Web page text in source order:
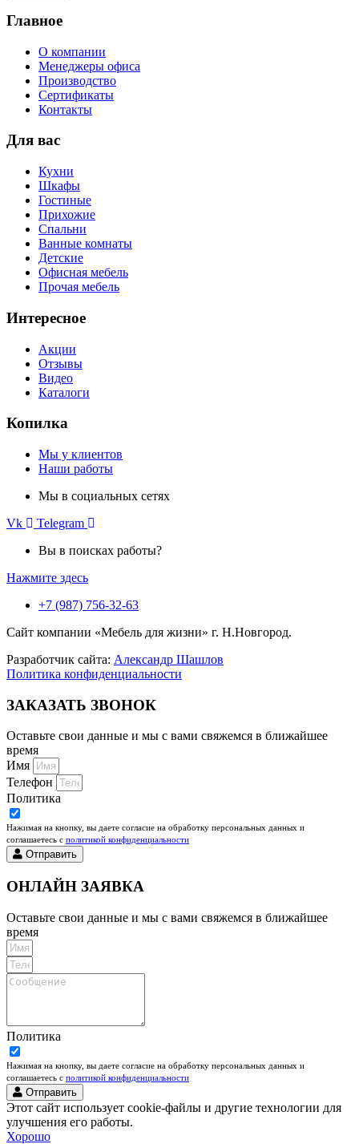
Главное
О компании
Менеджеры офиса
Производство
Сертификаты
Контакты
Для вас
Кухни
Шкафы
Гостиные
Прихожие
Спальни
Ванные комнаты
Детские
Офисная мебель
Прочая мебель
Интересное
Акции
Отзывы
Видео
Каталоги
Копилка
Мы у клиентов
Наши работы
Мы в социальных сетях
Vk
Telegram
Вы в поисках работы?
Нажмите здесь
+7 (987) 756-32-63
Сайт компании «Мебель для жизни» г. Н.Новгород.
Разработчик сайта: Александр Шашлов
Политика конфиденциальности
ЗАКАЗАТЬ ЗВОНОК
Оставьте свои данные и мы с вами свяжемся в ближайшее
время
Имя
Телефон
Политика
Нажимая на кнопку, вы даете согласие на обработку персональных данных и
соглашаетесь c политикой конфиденциальности
Отправить
ОНЛАЙН ЗАЯВКА
Оставьте свои данные и мы с вами свяжемся в ближайшее
время
Политика
Нажимая на кнопку, вы даете согласие на обработку персональных данных и
соглашаетесь c политикой конфиденциальности
Отправить
Этот сайт использует cookie-файлы и другие технологии для
улучшения его работы.
Хорошо